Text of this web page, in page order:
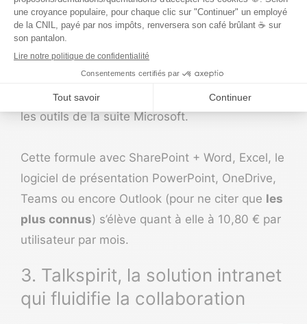
Alleluia, ces tarifs-ci sont publics ! Là où le prix
de base pour équiper son entreprise est de
par utilisateur et par mois, il existe des
formules incluant SharePoint mais aussi tous
les outils de la suite Microsoft.
Cette formule avec SharePoint + Word, Excel, le
logiciel de présentation PowerPoint, OneDrive,
Teams ou encore Outlook (pour ne citer que les
plus connus) s’élève quant à elle à 10,80 € par
utilisateur par mois.
3. Talkspirit, la solution intranet
qui fluidifie la collaboration